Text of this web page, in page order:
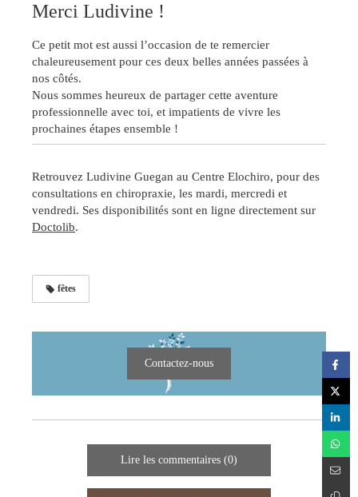
Merci Ludivine !
Ce petit mot est aussi l’occasion de te remercier
chaleureusement pour ces deux belles années passées à
nos côtés.
Nous sommes heureux de partager cette aventure
professionnelle avec toi, et impatients de vivre les
prochaines étapes ensemble !
Retrouvez Ludivine Guegan au Centre Elochiro, pour des
consultations en chiropraxie, les mardi, mercredi et
vendredi. Ses disponibilités sont en ligne directement sur
Doctolib.
fêtes
Contactez-nous
Lire les commentaires (0)